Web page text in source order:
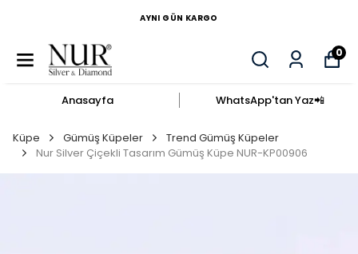
AYNI GÜN KARGO
0
Anasayfa WhatsApp'tan Yaz​📲​
Küpe Gümüş Küpeler
Trend Gümüş Küpeler
Nur Silver Çiçekli Tasarım Gümüş Küpe NUR-KP00906